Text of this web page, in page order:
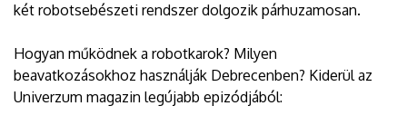
két robotsebészeti rendszer dolgozik párhuzamosan.
Hogyan működnek a robotkarok? Milyen
beavatkozásokhoz használják Debrecenben? Kiderül az
Univerzum magazin legújabb epizódjából: